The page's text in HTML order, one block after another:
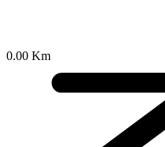
0.00 Km